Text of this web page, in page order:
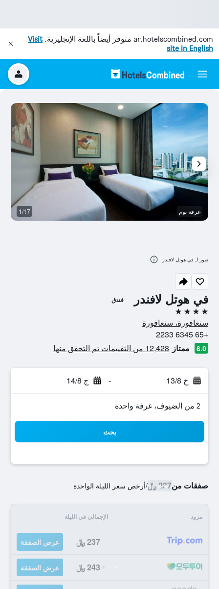
ar.hotelscombined.com متوفر أيضاً باللغة الإنجليزية.Visit
site in English
في هوتل لافندر فندق
4 نجوم
سنغافورة، سنغافورة
+65 6345 2233
8.0 ممتاز 12,428 من التقييمات تم التحقق منها
خ 13/8 - ج 14/8
2 من الضيوف، غرفة واحدة
بحث
صفقات من237 ﷼ /أرخص سعر الليلة الواحدة
مزود الإجمالي في الليلة
237 ﷼ عرض الصفقة
243 ﷼ عرض الصفقة
غرفة نوم 1/17
صور لـ في هوتل لافندر